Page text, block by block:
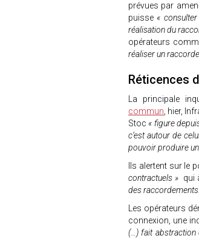
prévues par
puisse «
réalisation du
opérateurs
réaliser un
Réticences
La principale
commun , hier,
Stoc « figure
c’est autour de
pouvoir produire
Ils alertent sur le
contractuels » qui
des
Les opérateurs
connexion, une
(…) fait abstraction